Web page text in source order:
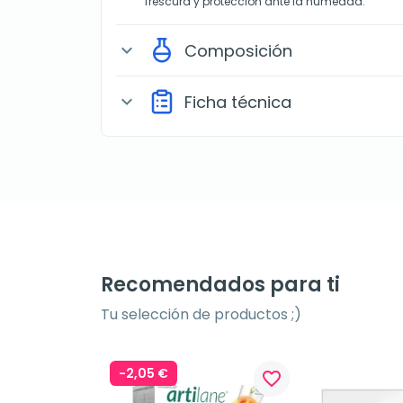
expand_more Composición
expand_more Ficha técnica
Recomendados para ti
Tu selección de productos ;)
-2,05 € favorite_border